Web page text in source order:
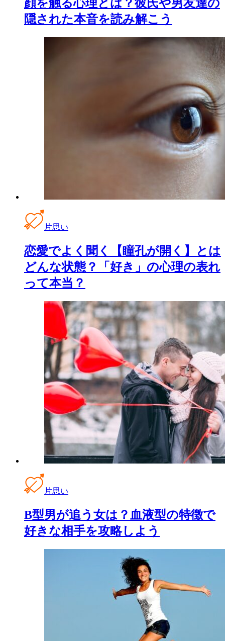
顔を触る心理とは？彼氏や男友達の
隠された本音を読み解こう
片思い
恋愛でよく聞く【瞳孔が開く】とは
どんな状態？「好き」の心理の表れ
って本当？
片思い
B型男が追う女は？血液型の特徴で
好きな相手を攻略しよう